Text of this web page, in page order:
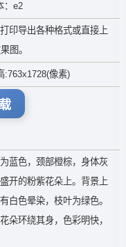
：e2
印导出各种格式或直接上
图。
:763x1728(像素)
蓝色，颈部橙棕，身体灰
开的粉紫花朵上。背景上
白色晕染，枝叶为绿色。
朵环绕其身，色彩明快，